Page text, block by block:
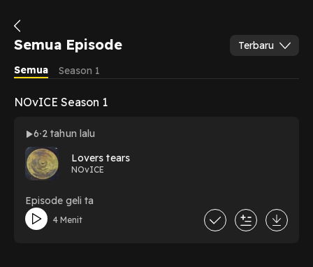
Semua Episode
Terbaru
Semua
Season 1
NOvICE Season 1
6 2 tahun lalu
Lovers tears
NOvICE
Episode geli ta
4 Menit